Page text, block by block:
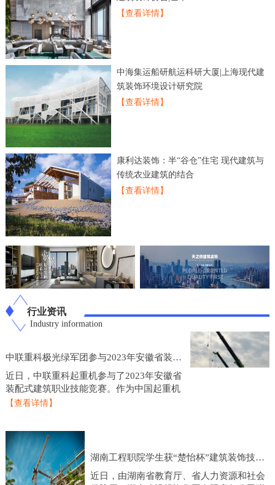
【查看详情】
中海集运船研航运科研大厦|上海现代建
筑装饰环境设计研究院
【查看详情】
康利达装饰：半“谷仓”住宅 现代建筑与
传统农业建筑的结合
【查看详情】
行业资讯
Industry information
中联重科极光绿军团参与2023年安徽省装配式建筑职业技能竞赛
近日，中联重科起重机参与了2023年安徽省
装配式建筑职业技能竞赛。作为中国起重机
制造业的龙头企业，中联重科起重机在技术
【查看详情】
湖南工程职院学生获“楚怡杯”建筑装饰技术应用比赛一等奖
近日，由湖南省教育厅、省人力资源和社会